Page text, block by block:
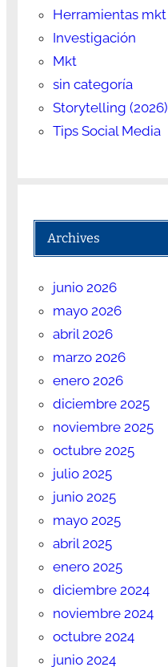
Herramientas mkt
Investigación
Mkt
sin categoría
Storytelling (2026)
Tips Social Media
Archives
junio 2026
mayo 2026
abril 2026
marzo 2026
enero 2026
diciembre 2025
noviembre 2025
octubre 2025
julio 2025
junio 2025
mayo 2025
abril 2025
enero 2025
diciembre 2024
noviembre 2024
octubre 2024
junio 2024